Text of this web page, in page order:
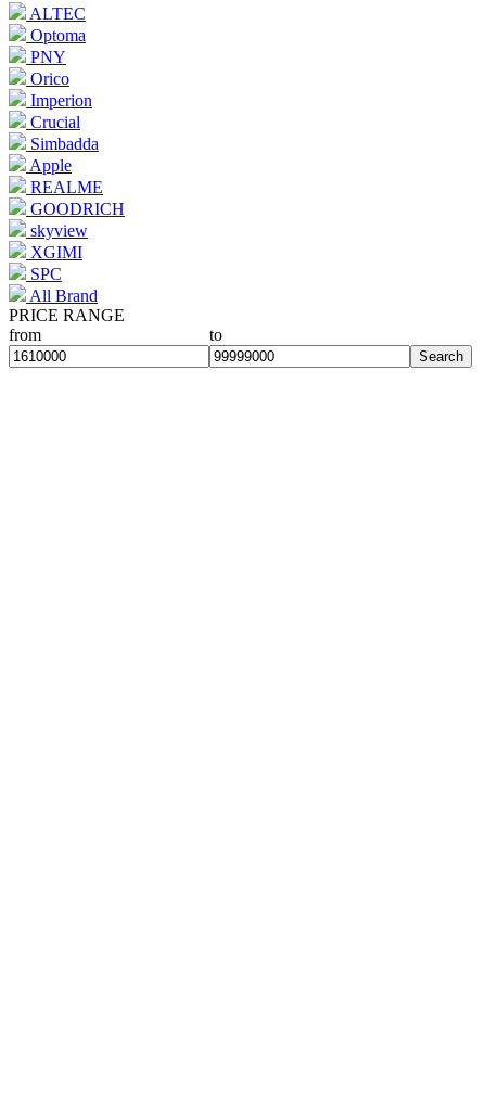
ALTEC
Optoma
PNY
Orico
Imperion
Crucial
Simbadda
Apple
REALME
GOODRICH
skyview
XGIMI
SPC
All Brand
PRICE RANGE
from
to